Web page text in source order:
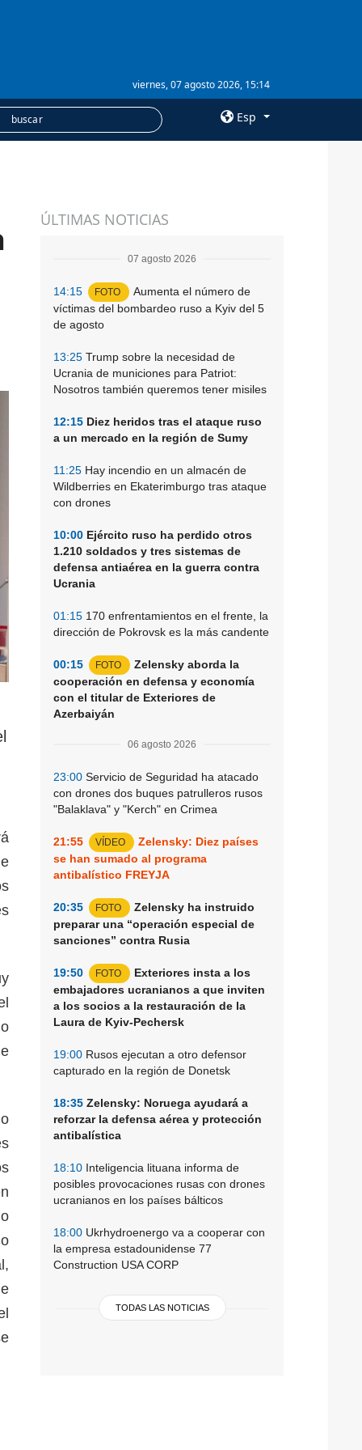
viernes, 07 agosto 2026, 15:14
Esp
Suscripción
ÚLTIMAS NOTICIAS
07 agosto 2026
14:15 FOTO
Aumenta el número de
víctimas del bombardeo ruso a Kyiv del 5
de agosto
13:25 Trump sobre la necesidad de
Ucrania de municiones para Patriot:
Nosotros también queremos tener misiles
12:15 Diez heridos tras el ataque ruso
a un mercado en la región de Sumy
11:25 Hay incendio en un almacén de
Wildberries en Ekaterimburgo tras ataque
con drones
10:00 Ejército ruso ha perdido otros
1.210 soldados y tres sistemas de
defensa antiaérea en la guerra contra
Ucrania
01:15 170 enfrentamientos en el frente, la
dirección de Pokrovsk es la más candente
00:15 FOTO
Zelensky aborda la
cooperación en defensa y economía
con el titular de Exteriores de
Azerbaiyán
06 agosto 2026
23:00 Servicio de Seguridad ha atacado
con drones dos buques patrulleros rusos
"Balaklava" y "Kerch" en Crimea
21:55 VÍDEO
Zelensky: Diez países
se han sumado al programa
antibalístico FREYJA
20:35 FOTO
Zelensky ha instruido
preparar una “operación especial de
sanciones” contra Rusia
19:50 FOTO
Exteriores insta a los
embajadores ucranianos a que inviten
a los socios a la restauración de la
Laura de Kyiv-Pechersk
19:00 Rusos ejecutan a otro defensor
capturado en la región de Donetsk
18:35 Zelensky: Noruega ayudará a
reforzar la defensa aérea y protección
antibalística
18:10 Inteligencia lituana informa de
posibles provocaciones rusas con drones
ucranianos en los países bálticos
18:00 Ukrhydroenergo va a cooperar con
la empresa estadounidense 77
Construction USA CORP
TODAS LAS NOTICIAS